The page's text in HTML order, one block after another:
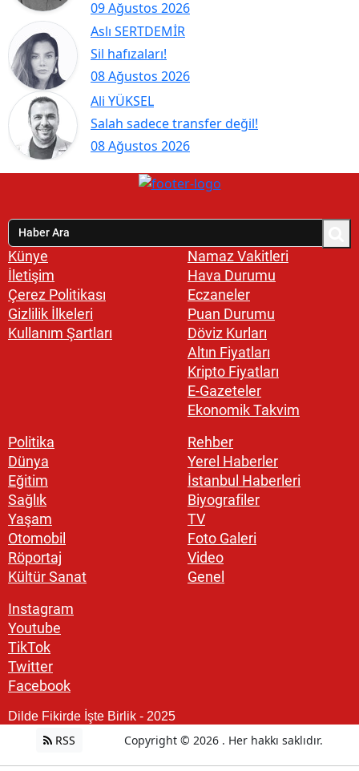
09 Ağustos 2026
Aslı SERTDEMİR
08 Ağustos 2026
Sil hafızaları!
Ali YÜKSEL
08 Ağustos 2026
Salah sadece transfer değil!
Künye
İletişim
Çerez Politikası
Gizlilik İlkeleri
Kullanım Şartları
Namaz Vakitleri
Hava Durumu
Eczaneler
Puan Durumu
Döviz Kurları
Altın Fiyatları
Kripto Fiyatları
E-Gazeteler
Ekonomik Takvim
Politika
Dünya
Eğitim
Sağlık
Yaşam
Otomobil
Röportaj
Kültür Sanat
Rehber
Yerel Haberler
İstanbul Haberleri
Biyografiler
TV
Foto Galeri
Video
Genel
Instagram
Youtube
TikTok
Twitter
Facebook
Dilde Fikirde İşte Birlik - 2025
RSS Copyright © 2026 . Her hakkı saklıdır.